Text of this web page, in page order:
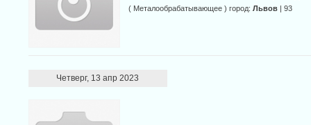
( Металообрабатывающее ) город: Львов| 93
Четверг, 13 апр 2023